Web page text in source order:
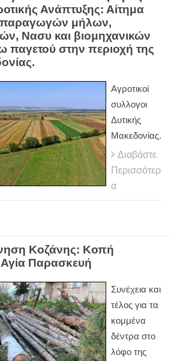
Ανάπτυξης: Αίτημα
μήλων,
Νασυ και βιομηχανικών
παγετού στην περιοχή της
Αγροτικοί
συλλογοι
Δυτικής
Μακεδονίας.
Διαβάστε
Περισσότερ
α
Κοζάνης: Κοπή
Παρασκευή
Συνέχεια και
τέλος για τα
κομμένα
δέντρα στο
λόφο της